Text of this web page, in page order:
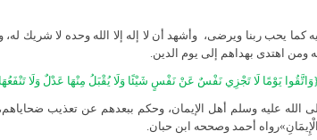
كما يحب ربنا ويرضى، وأشهد أن لا إله إلا الله وحده لا شريك
ومن اهتدى بهداهم إلى يوم الدين.
{وَاتَّقُوا يَوْمًا لَا تَجْزِي نَفْسٌ عَنْ نَفْسٍ شَيْئًا وَلَا يُقْبَلُ مِنْهَا عَدْلٌ وَلَا
الله عليه وسلم أهل الإيمان، وحكم ببعدهم عن تعذيب
أحمد وصححه ابن حبان.